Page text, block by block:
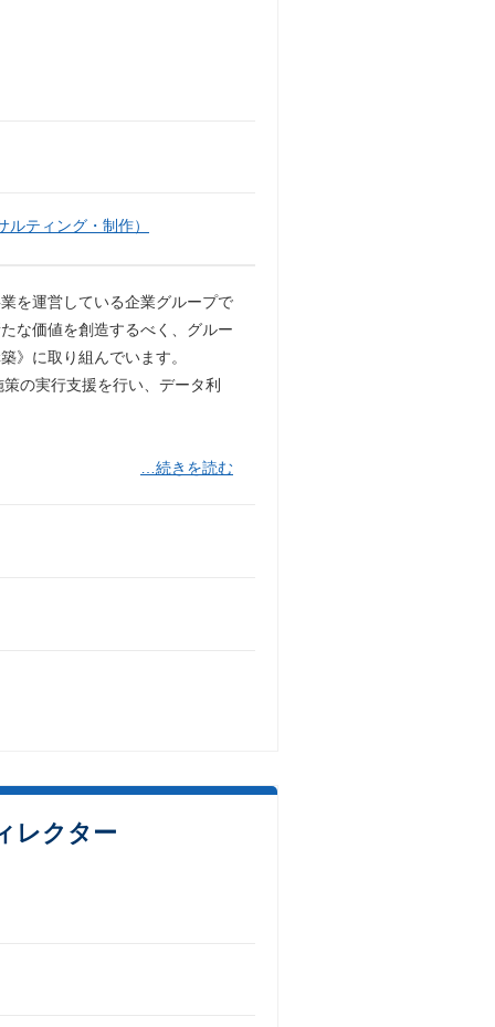
ティング・制作）
を運営している企業グループで
な価値を創造するべく、グルー
》に取り組んでいます。
の実行支援を行い、データ利
…続きを読む
レクター